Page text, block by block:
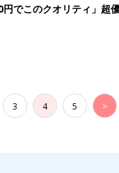
でこのクオリティ」超
3 4 5 >